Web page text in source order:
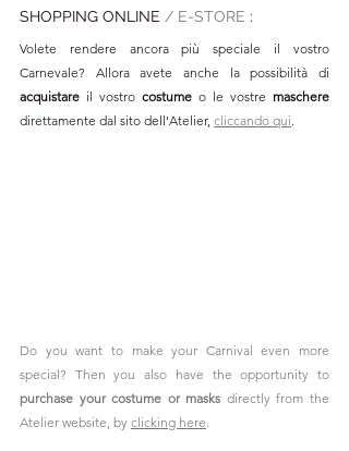
SHOPPING ONLINE / E-STORE :
Volete rendere ancora più speciale il vostro
acquistare il vostro costume o le vostre maschere
direttamente dal sito dell'Atelier, cliccando qui
Do you want to make your Carnival even more
purchase your costume or masks directly from the
Atelier website, by clicking here.